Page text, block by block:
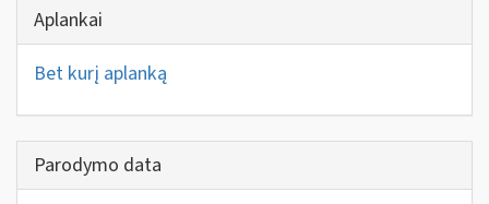
Aplankai
Bet kurį aplanką
Parodymo data